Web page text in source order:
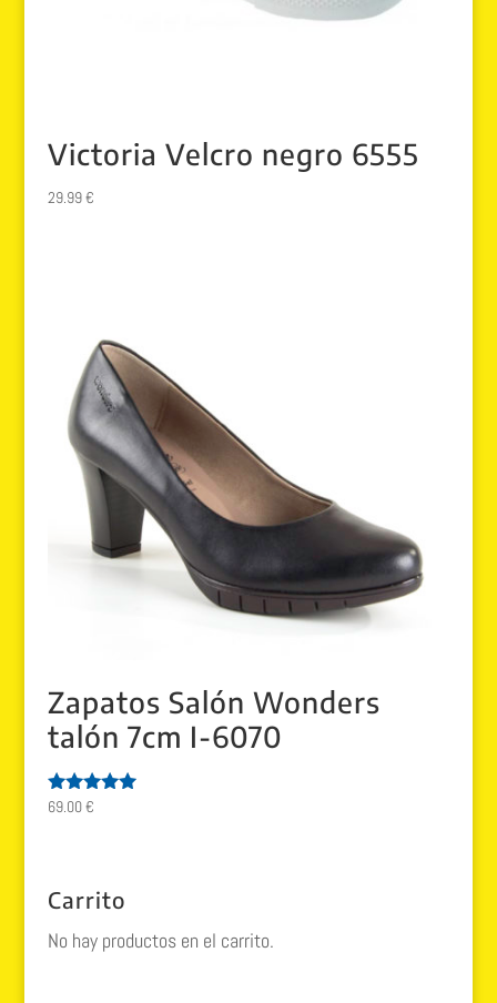
Victoria Velcro negro 6555
29.99€
Zapatos Salón Wonders
talón 7cm I-6070
Valorado
69.00€
Carrito
No hay productos en el carrito.